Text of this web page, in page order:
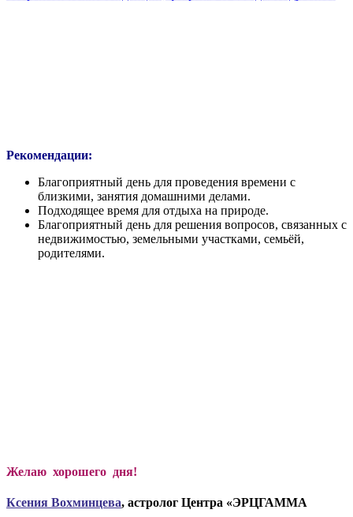
Рекомендации:
Благоприятный день для проведения времени с
близкими, занятия домашними делами.
Подходящее время для отдыха на природе.
Благоприятный день для решения вопросов, связанных с
недвижимостью, земельными участками, семьёй,
родителями.
Желаю хорошего дня!
Ксения Вохминцева, астролог Центра «ЭРЦГАММА